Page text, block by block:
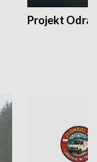
Projekt Odra